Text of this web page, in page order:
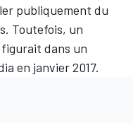
publiquement du
Toutefois, un
dans un
en janvier 2017.